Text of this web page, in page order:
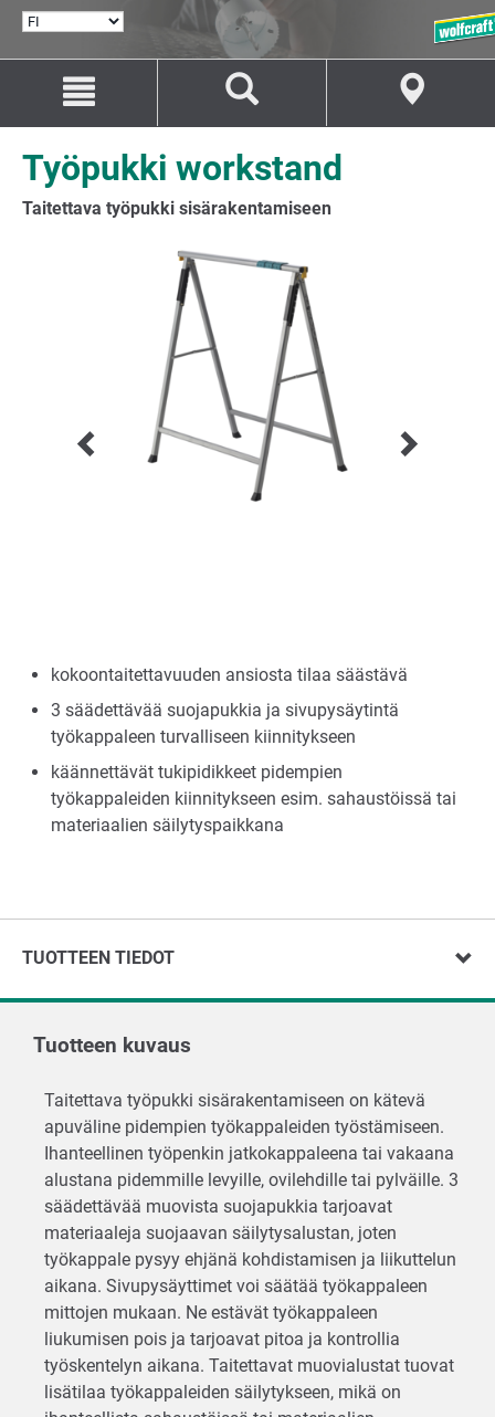
sisältöön
navigaatioon
Työpukki workstand
Taitettava työpukki sisärakentamiseen
kokoontaitettavuuden ansiosta tilaa säästävä
3 säädettävää suojapukkia ja sivupysäytintä
työkappaleen turvalliseen kiinnitykseen
käännettävät tukipidikkeet pidempien
työkappaleiden kiinnitykseen esim. sahaustöissä tai
materiaalien säilytyspaikkana
TUOTTEEN TIEDOT
Tuotteen kuvaus
Taitettava työpukki sisärakentamiseen on kätevä
apuväline pidempien työkappaleiden työstämiseen.
Ihanteellinen työpenkin jatkokappaleena tai vakaana
alustana pidemmille levyille, ovilehdille tai pylväille. 3
säädettävää muovista suojapukkia tarjoavat
materiaaleja suojaavan säilytysalustan, joten
työkappale pysyy ehjänä kohdistamisen ja liikuttelun
aikana. Sivupysäyttimet voi säätää työkappaleen
mittojen mukaan. Ne estävät työkappaleen
liukumisen pois ja tarjoavat pitoa ja kontrollia
työskentelyn aikana. Taitettavat muovialustat tuovat
lisätilaa työkappaleiden säilytykseen, mikä on